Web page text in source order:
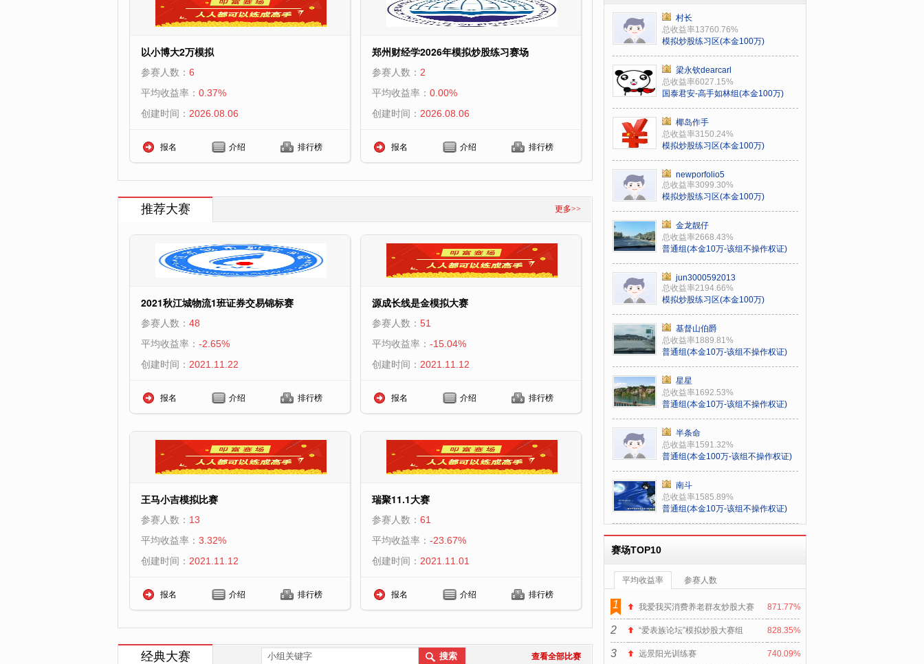
以小博大2万模拟
参赛人数： 6
平均收益率： 0.37%
创建时间： 2026.08.06
报名 介绍 排行榜
郑州财经学2026年模拟炒股练习赛场
参赛人数： 2
平均收益率： 0.00%
创建时间： 2026.08.06
报名 介绍 排行榜
推荐大赛 更多>>
2021秋江城物流1班证券交易锦标赛
参赛人数： 48
平均收益率： -2.65%
创建时间： 2021.11.22
报名 介绍 排行榜
源成长线是金模拟大赛
参赛人数： 51
平均收益率： -15.04%
创建时间： 2021.11.12
报名 介绍 排行榜
王马小吉模拟比赛
参赛人数： 13
平均收益率： 3.32%
创建时间： 2021.11.12
报名 介绍 排行榜
瑞聚11.1大赛
参赛人数： 61
平均收益率： -23.67%
创建时间： 2021.11.01
报名 介绍 排行榜
经典大赛 查看全部比赛
村长
总收益率13760.76%
模拟炒股练习区(本金100万)
梁永钦dearcarl
总收益率6027.15%
国泰君安-高手如林组(本金100万)
椰岛作手
总收益率3150.24%
模拟炒股练习区(本金100万)
newporfolio5
总收益率3099.30%
模拟炒股练习区(本金100万)
金龙靓仔
总收益率2668.43%
普通组(本金10万-该组不操作权证)
jun3000592013
总收益率2194.66%
模拟炒股练习区(本金100万)
基督山伯爵
总收益率1889.81%
普通组(本金10万-该组不操作权证)
星星
总收益率1692.53%
普通组(本金10万-该组不操作权证)
半条命
总收益率1591.32%
普通组(本金100万-该组不操作权证)
南斗
总收益率1585.89%
普通组(本金10万-该组不操作权证)
赛场TOP10
平均收益率 参赛人数
1 我爱我买消费养老群友炒股大赛 871.77%
2 “爱表族论坛”模拟炒股大赛组 828.35%
3 远景阳光训练赛 740.09%